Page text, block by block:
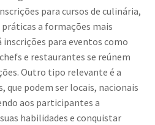
para cursos de culinária,
a formações mais
para eventos como
e restaurantes se reúnem
Outro tipo relevante é a
que podem ser locais, nacionais
aos participantes a
habilidades e conquistar